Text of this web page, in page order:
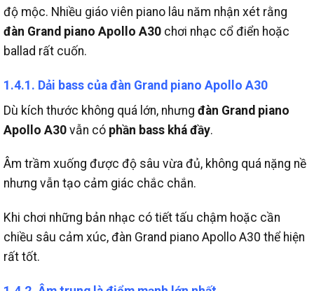
độ mộc. Nhiều giáo viên piano lâu năm nhận xét rằng
đàn Grand piano Apollo A30 chơi nhạc cổ điển hoặc
ballad rất cuốn.
1.4.1. Dải bass của đàn Grand piano Apollo A30
Dù kích thước không quá lớn, nhưng đàn Grand piano
Apollo A30 vẫn có phần bass khá đầy.
Âm trầm xuống được độ sâu vừa đủ, không quá nặng nề
nhưng vẫn tạo cảm giác chắc chắn.
Khi chơi những bản nhạc có tiết tấu chậm hoặc cần
chiều sâu cảm xúc, đàn Grand piano Apollo A30 thể hiện
rất tốt.